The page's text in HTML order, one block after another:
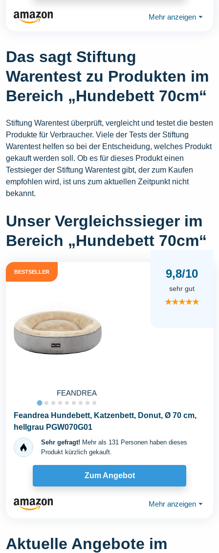
Mehr anzeigen ⏷
Das sagt Stiftung
Warentest zu Produkten im
Bereich „Hundebett 70cm“
Stiftung Warentest überprüft, vergleicht und testet die besten
Produkte für Verbraucher. Viele der Tests der Stiftung
Warentest helfen so bei der Entscheidung, welches Produkt
gekauft werden soll. Ob es für dieses Produkt einen
Testsieger der Stiftung Warentest gibt, der zum Kaufen
empfohlen wird, ist uns zum aktuellen Zeitpunkt nicht
bekannt.
Unser Vergleichssieger im
Bereich „Hundebett 70cm“
BESTSELLER
FEANDREA
9,8/10
sehr gut
★★★★★
Feandrea Hundebett, Katzenbett, Donut, Ø 70 cm,
hellgrau PGW070G01
Sehr gefragt! Mehr als 131 Personen haben dieses
Produkt kürzlich gekauft.
Zum Angebot
Mehr anzeigen ⏷
Aktuelle Angebote im